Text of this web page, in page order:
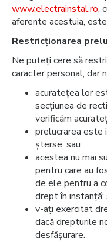
www.electrainstal.ro,
aferente acestuia,
Restricționarea
Ne puteți cere să
caracter personal, dar
acuratețea lor
secțiunea de
verificăm
prelucrarea este
șterse; sau
acestea nu mai
pentru care au
de ele pentru a
drept în instanță;
v-ați exercitat
dacă drepturile
desfășurare.